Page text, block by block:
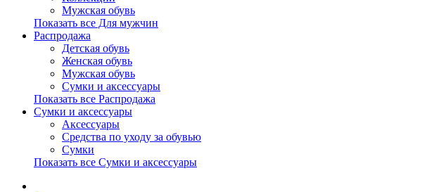
Мужская обувь
Показать все Для мужчин
Распродажа
Детская обувь
Женская обувь
Мужская обувь
Сумки и аксессуары
Показать все Распродажа
Сумки и аксессуары
Аксессуары
Средства по уходу за обувью
Сумки
Показать все Сумки и аксессуары